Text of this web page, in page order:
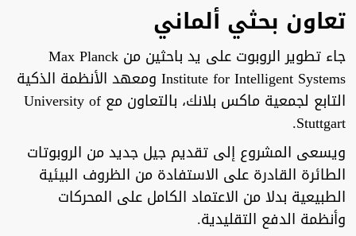
تعاون بحثي ألماني
جاء تطوير الروبوت على يد باحثين من Max Planck
Institute for Intelligent Systems ومعهد الأنظمة الذكية
التابع لجمعية ماكس بلانك، بالتعاون مع University of
Stuttgart.
ويسعى المشروع إلى تقديم جيل جديد من الروبوتات
الطائرة القادرة على الاستفادة من الظروف البيئية
الطبيعية بدلا من الاعتماد الكامل على المحركات
وأنظمة الدفع التقليدية.